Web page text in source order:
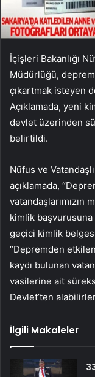
İçişleri Bakanlığı
Müdürlüğü,
çıkartmak isteyen
Açıklamada, yeni
devlet üzerinden
belirtildi.
Nüfus ve
açıklamada,
vatandaşlarımızın
kimlik
geçici kimlik
“Depremden
kaydı bulunan
vasilerine ait
Devlet’ten
İlgili Makaleler